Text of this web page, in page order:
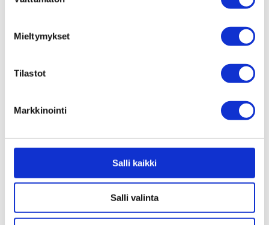
Mieltymykset
Tilastot
Markkinointi
Salli kaikki
Salli valinta
Iskunvaimennin 140mm